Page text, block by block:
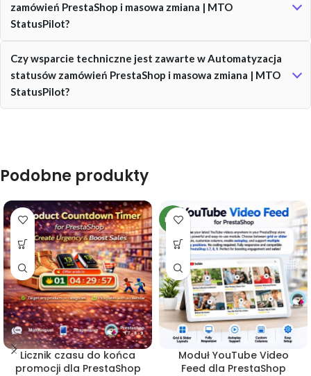
zamówień PrestaShop i masowa zmiana | MTO
StatusPilot?
Czy wsparcie techniczne jest zawarte w Automatyzacja
statusów zamówień PrestaShop i masowa zmiana | MTO
StatusPilot?
Podobne produkty
Licznik czasu do końca
promocji dla PrestaShop
NEW
Moduł YouTube Video
Feed dla PrestaShop